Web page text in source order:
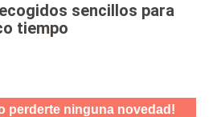
sencillos para
tiempo